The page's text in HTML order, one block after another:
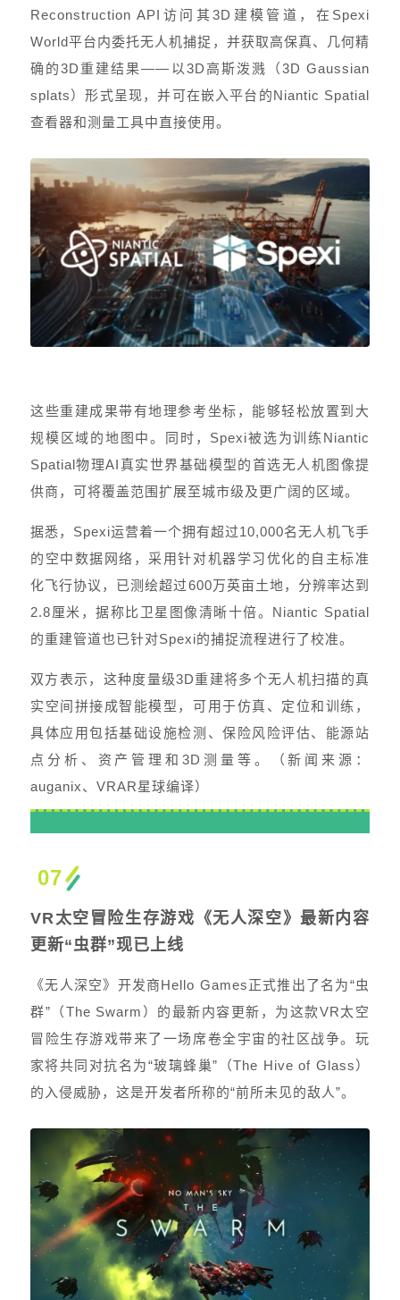
Reconstruction API访问其3D建模管道，在Spexi
World平台内委托无人机捕捉，并获取高保真、几何精
确的3D重建结果——以3D高斯泼溅（3D Gaussian
splats）形式呈现，并可在嵌入平台的Niantic Spatial
查看器和测量工具中直接使用。
这些重建成果带有地理参考坐标，能够轻松放置到大
规模区域的地图中。同时，Spexi被选为训练Niantic
Spatial物理AI真实世界基础模型的首选无人机图像提
供商，可将覆盖范围扩展至城市级及更广阔的区域。
据悉，Spexi运营着一个拥有超过10,000名无人机飞手
的空中数据网络，采用针对机器学习优化的自主标准
化飞行协议，已测绘超过600万英亩土地，分辨率达到
2.8厘米，据称比卫星图像清晰十倍。Niantic Spatial
的重建管道也已针对Spexi的捕捉流程进行了校准。
双方表示，这种度量级3D重建将多个无人机扫描的真
实空间拼接成智能模型，可用于仿真、定位和训练，
具体应用包括基础设施检测、保险风险评估、能源站
点分析、资产管理和3D测量等。（新闻来源：
auganix、VRAR星球编译）
07
VR太空冒险生存游戏《无人深空》最新内容
更新“虫群”现已上线
《无人深空》开发商Hello Games正式推出了名为“虫
群”（The Swarm）的最新内容更新，为这款VR太空
冒险生存游戏带来了一场席卷全宇宙的社区战争。玩
家将共同对抗名为“玻璃蜂巢”（The Hive of Glass）
的入侵威胁，这是开发者所称的“前所未见的敌人”。